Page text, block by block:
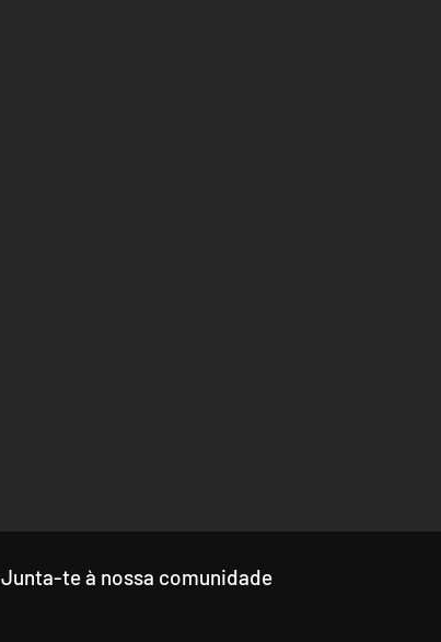
Junta-te à nossa comunidade